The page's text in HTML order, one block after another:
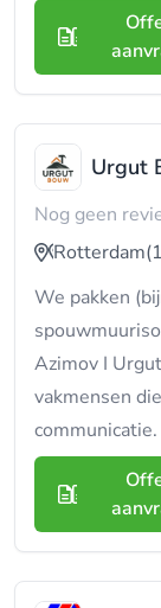
Urgut
Nog geen
Rotterdam
We pakken
Azimov I
vakmensen
communicatie.